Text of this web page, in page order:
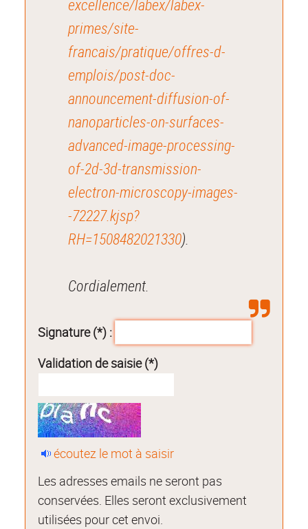
excellence/labex/labex-
primes/site-
francais/pratique/offres-d-
emplois/post-doc-
announcement-diffusion-of-
nanoparticles-on-surfaces-
advanced-image-processing-
of-2d-3d-transmission-
electron-microscopy-images-
-72227.kjsp?
RH=1508482021330).
Cordialement.
Signature (*) :
Validation de saisie (*)
écoutez le mot à saisir
Les adresses emails ne seront pas
conservées. Elles seront exclusivement
utilisées pour cet envoi.